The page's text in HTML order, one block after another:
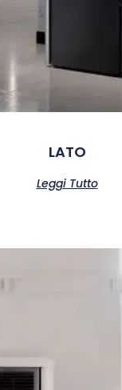
LATO
Leggi Tutto